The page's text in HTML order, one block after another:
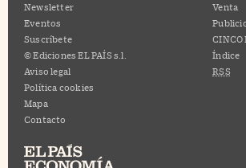
Newsletter
Eventos
Suscríbete
© Ediciones EL PAÍS s.l.
Aviso legal
Política cookies
Mapa
Contacto
Venta
CINCO
Índice
RSS